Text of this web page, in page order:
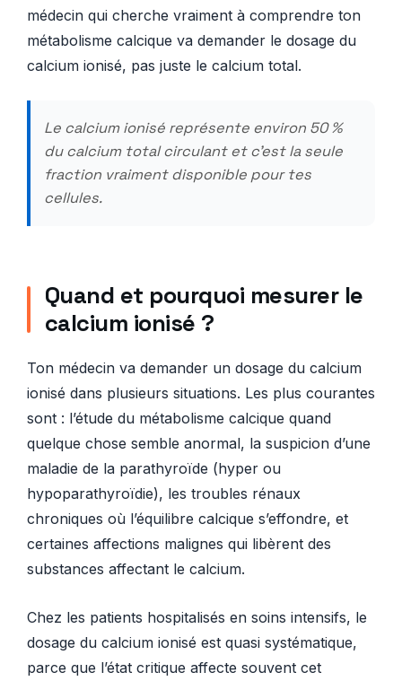
médecin qui cherche vraiment à comprendre ton
métabolisme calcique va demander le dosage du
calcium ionisé, pas juste le calcium total.
Le calcium ionisé représente environ 50 %
du calcium total circulant et c’est la seule
fraction vraiment disponible pour tes
cellules.
Quand et pourquoi mesurer le
calcium ionisé ?
Ton médecin va demander un dosage du calcium
ionisé dans plusieurs situations. Les plus courantes
sont : l’étude du métabolisme calcique quand
quelque chose semble anormal, la suspicion d’une
maladie de la parathyroïde (hyper ou
hypoparathyroïdie), les troubles rénaux
chroniques où l’équilibre calcique s’effondre, et
certaines affections malignes qui libèrent des
substances affectant le calcium.
Chez les patients hospitalisés en soins intensifs, le
dosage du calcium ionisé est quasi systématique,
parce que l’état critique affecte souvent cet